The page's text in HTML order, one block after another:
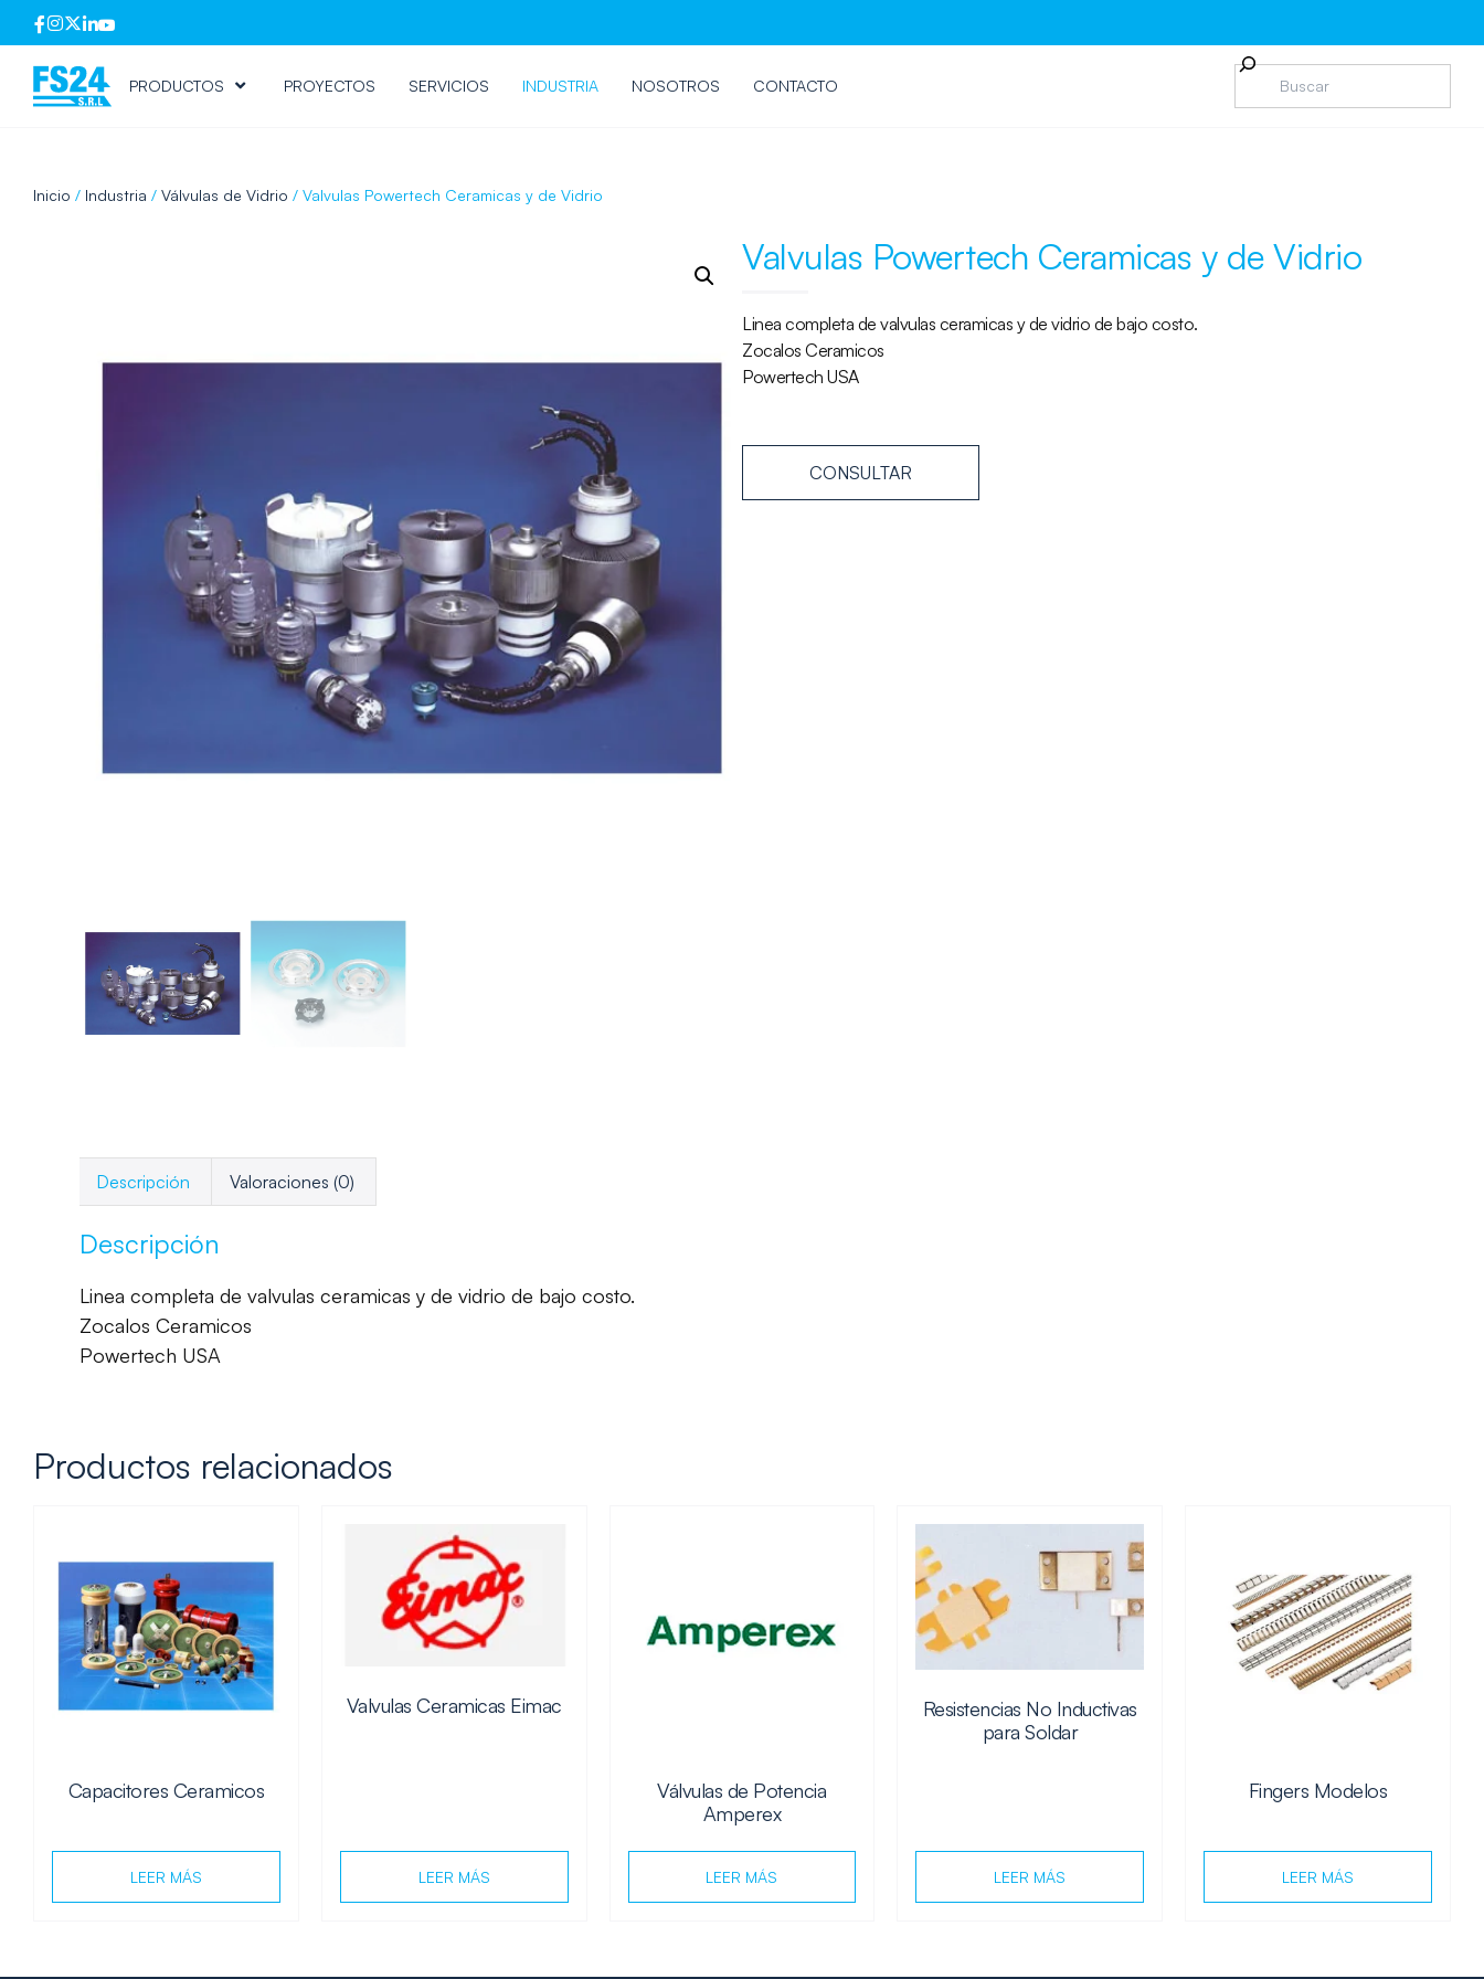
PRODUCTOS PROYECTOS SERVICIOS INDUSTRIA NOSOTROS CONTACTO
Inicio / Industria / Válvulas de Vidrio / Valvulas Powertech Ceramicas y de Vidrio
Valvulas Powertech Ceramicas y de Vidrio
Linea completa de valvulas ceramicas y de vidrio de bajo costo.
Zocalos Ceramicos
Powertech USA
CONSULTAR
Descripción Valoraciones (0)
Descripción
Linea completa de valvulas ceramicas y de vidrio de bajo costo.
Zocalos Ceramicos
Powertech USA
Productos relacionados
Capacitores Ceramicos
LEER MÁS
Valvulas Ceramicas Eimac
LEER MÁS
Válvulas de Potencia
Amperex
LEER MÁS
Resistencias No Inductivas
para Soldar
LEER MÁS
Fingers Modelos
LEER MÁS